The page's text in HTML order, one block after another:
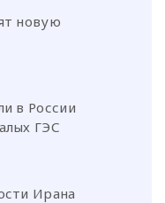
новую
в России
ГЭС
Ирана